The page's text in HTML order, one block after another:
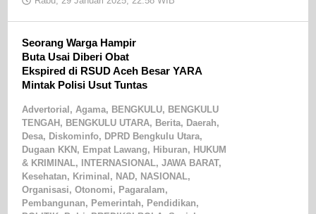
Seorang Warga Hampir
Buta Usai Diberi Obat
Ekspired di RSUD Aceh Besar YARA
Mintak Polisi Usut Tuntas
Advertorial , Agama, BENGKULU, BENGKULU
TENGAH , BENGKULU UTARA, Berita, Daerah,
Desa, Diskominfo, DPRD Bengkulu Utara,
Dugaan KKN , Empat Lawang, Hiburan, HUKUM
& KRIMINAL, INTERNASIONAL, JAWA BARAT,
Kesehatan, Kriminal , NAD, NASIONAL,
Organisasi, Otonomi, Pagaralam,
Pembangunan, Pemerintah, Pendidikan,